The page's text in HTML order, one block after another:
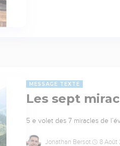
MESSAGE TEXTE
Les sept
5 e volet des 7 miracles de
Jonathan Bersot 8 Août